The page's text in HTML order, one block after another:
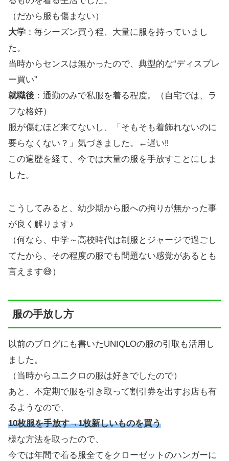
（だから服も傷まない）
大学 ：毎シーズン買う程、大量に服を持っていまし
た。
当時からセンスは無かったので、典型的な“ディスプレ
ー買い”
就職後 ：通勤のみで私服を着る程度。（自宅では、ラ
フな格好）
服が傷むほど来てないし、「そもそも着飾れないのに
要らなくない？」気づきました。←遅い‼
この遍歴を経て、今では大量の服を手放すことにしま
した。
こうしてみると、幼少期から服への拘りが無かった事
が良く解ります♪
（何なら、中学～高校時代は制服とジャージで過ごし
てたから、その程度の服でも問題ない感覚があるとも
言えます😅）
服の手放し方
以前のブログにも書いたUNIQLOの服の引取も活用し
ました。
（当時からユニクロの服は好きでしたので）
あと、不定期で服を引き取って割引券を出すお店も有
るようなので、
10枚服を手放す→1枚新しいものを買う
様な方法を取ったので、
今では年間で着る服全てをクローゼットのハンガーに